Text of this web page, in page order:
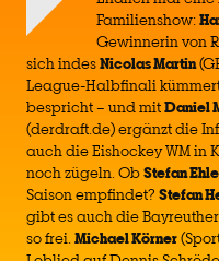
Familienshow:
Gewinnerin von
sich indesNicolas Martin
League-Halbfinali
bespricht – und mitDaniel
(derdraft.de) ergänzt die
auch die Eishockey WM in
noch zügeln. ObStefan
Saison empfindet? Stefan
gibt es auch die
so frei.Michael Körner